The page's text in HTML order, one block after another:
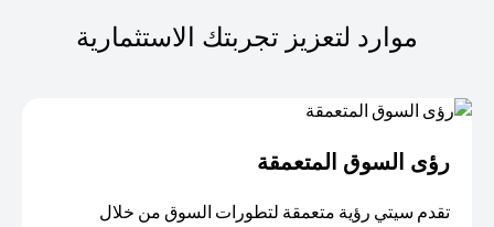
موارد لتعزيز تجربتك الاستثمارية
رؤى السوق المتعمقة
تقدم سيتي رؤية متعمقة لتطورات السوق من خلال